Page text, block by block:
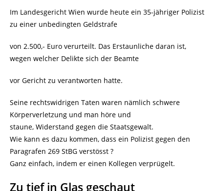
Im Landesgericht Wien wurde heute ein 35-jähriger Polizist
zu einer unbedingten Geldstrafe
von 2.500,- Euro verurteilt. Das Erstaunliche daran ist,
wegen welcher Delikte sich der Beamte
vor Gericht zu verantworten hatte.
Seine rechtswidrigen Taten waren nämlich schwere
Körperverletzung und man höre und
staune, Widerstand gegen die Staatsgewalt.
Wie kann es dazu kommen, dass ein Polizist gegen den
Paragrafen 269 StBG verstösst ?
Ganz einfach, indem er einen Kollegen verprügelt.
Zu tief in Glas geschaut